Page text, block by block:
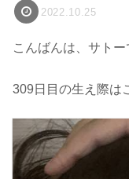
2022.10.25
こんばんは、サトー
309日目の生え際は